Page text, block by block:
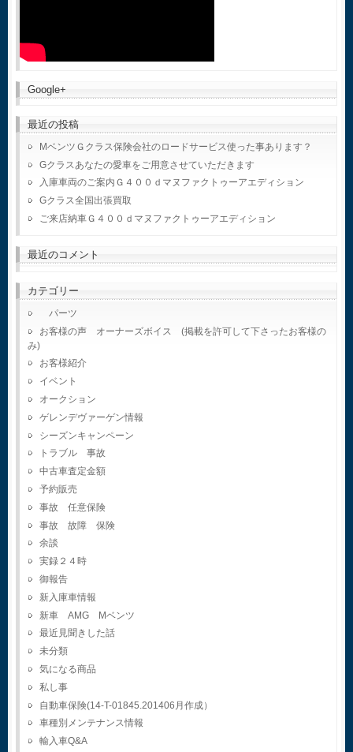
Google+
最近の投稿
MベンツＧクラス保険会社のロードサービス使った事あります？
Gクラスあなたの愛車をご用意させていただきます
入庫車両のご案内Ｇ４００ｄマヌファクトゥーアエディション
Gクラス全国出張買取
ご来店納車Ｇ４００ｄマヌファクトゥーアエディション
最近のコメント
カテゴリー
パーツ
お客様の声 オーナーズボイス (掲載を許可して下さったお客様の
み)
お客様紹介
イベント
オークション
ゲレンデヴァーゲン情報
シーズンキャンペーン
トラブル 事故
中古車査定金額
予約販売
事故 任意保険
事故 故障 保険
余談
実録２４時
御報告
新入庫車情報
新車 AMG Mベンツ
最近見聞きした話
未分類
気になる商品
私し事
自動車保険(14-T-01845.201406月作成）
車種別メンテナンス情報
輸入車Q&A